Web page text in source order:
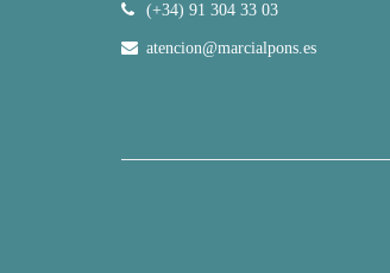
(+34) 91 304 33 03
atencion@marcialpons.es